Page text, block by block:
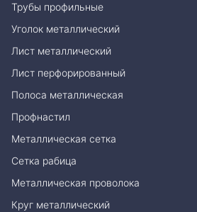
Трубы профильные
Уголок металлический
Лист металлический
Лист перфорированный
Полоса металлическая
Профнастил
Металлическая сетка
Сетка рабица
Металлическая проволока
Круг металлический